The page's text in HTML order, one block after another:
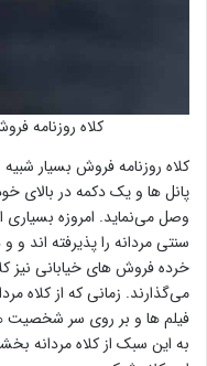
کلاه روزنامه
کلاه روزنامه فروش بسیار
پانل ها و یک دکمه در بالای
وصل می‌نماید. امروزه بسیاری
سنتی مردانه را پذیرفته اند و
خرده فروش های خیابانی نیز
می‌گذارند. زمانی که از کلاه
فیلم ها و بر روی سر شخصیت
به این سبک از کلاه مردانه